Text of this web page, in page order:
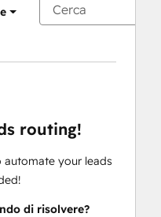
routing!
automate your leads
di risolvere?